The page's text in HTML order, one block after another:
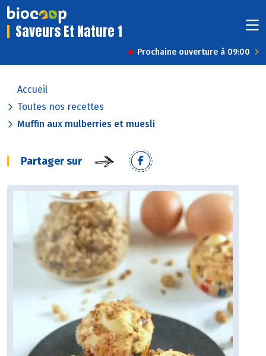
Saveurs Et Nature 1
Prochaine ouverture à 09:00
Accueil
Toutes nos recettes
Muffin aux mulberries et muesli
Partager sur